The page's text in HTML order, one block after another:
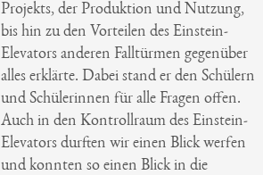
Projekts, der Produktion und Nutzung,
bis hin zu den Vorteilen des Einstein-
Elevators anderen Falltürmen gegenüber
alles erklärte. Dabei stand er den Schülern
und Schülerinnen für alle Fragen offen.
Auch in den Kontrollraum des Einstein-
Elevators durften wir einen Blick werfen
und konnten so einen Blick in die